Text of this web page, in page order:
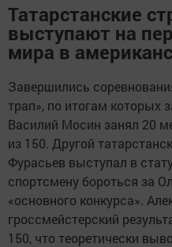
Татарстанские
выступают на
мира в
Завершились
трап», по итогам которых
Василий Мосин занял 20
из 150. Другой
Фурасьев выступал в
спортсмену бороться за
«основного конкурса».
гроссмейстерский
150, что теоретически